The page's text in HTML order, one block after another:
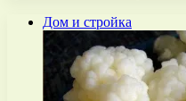
Дом и стройка